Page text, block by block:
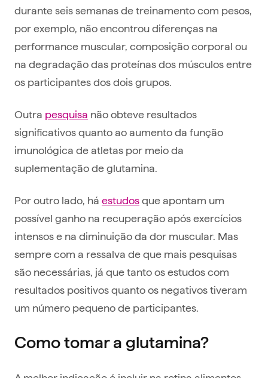
durante seis semanas de treinamento com pesos,
por exemplo, não encontrou diferenças na
performance muscular, composição corporal ou
na degradação das proteínas dos músculos entre
os participantes dos dois grupos.
Outra pesquisa não obteve resultados
significativos quanto ao aumento da função
imunológica de atletas por meio da
suplementação de glutamina.
Por outro lado, há estudosque apontam um
possível ganho na recuperação após exercícios
intensos e na diminuição da dor muscular. Mas
sempre com a ressalva de que mais pesquisas
são necessárias, já que tanto os estudos com
resultados positivos quanto os negativos tiveram
um número pequeno de participantes.
Como tomar a glutamina?